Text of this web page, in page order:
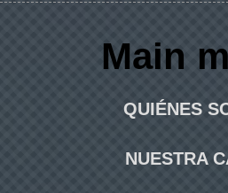
Main
QUIÉNES
NUESTRA